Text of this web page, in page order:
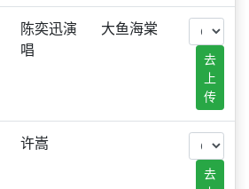
陈奕迅演
唱
大鱼海棠
去
上
传
许嵩
去